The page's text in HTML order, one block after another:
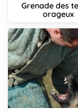
Grenade des
orageux